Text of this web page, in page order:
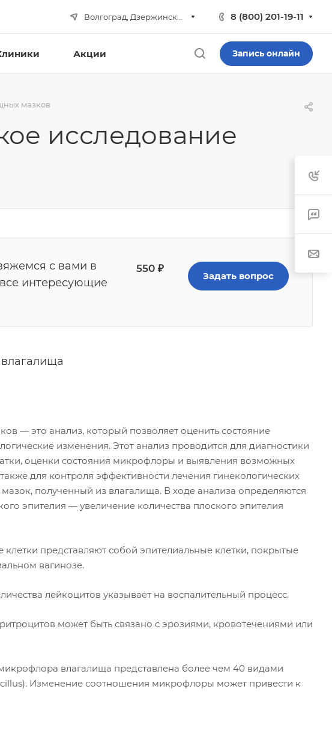
8 (800) 201-19-11
Акции Запись онлайн
мазков
исследование
с вами в
интересующие
550 ₽
Задать вопрос
— это анализ, который позволяет оценить состояние
изменения. Этот анализ проводится для диагностики
оценки состояния микрофлоры и выявления возможных
для контроля эффективности лечения гинекологических
полученный из влагалища. В ходе анализа определяются
эпителия — увеличение количества плоского эпителия
представляют собой эпителиальные клетки, покрытые
вагинозе.
лейкоцитов указывает на воспалительный процесс.
может быть связано с эрозиями, кровотечениями или
влагалища представлена более чем 40 видами
Изменение соотношения микрофлоры может привести к